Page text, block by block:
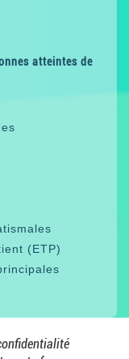
atteintes de
(ETP)